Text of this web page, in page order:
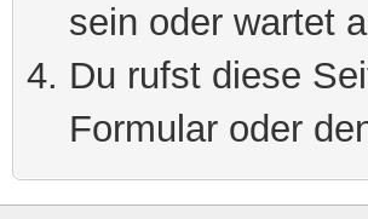
sein oder wartet
Du rufst diese
Formular oder